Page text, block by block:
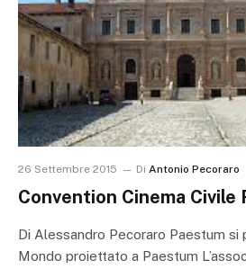
26 Settembre 2015 Di Antonio Pecoraro
Convention Cinema Civile
Di Alessandro Pecoraro Paestum
Mondo proiettato a Paestum